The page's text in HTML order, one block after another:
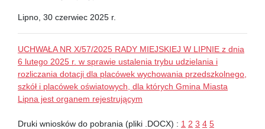
Lipno, 30 czerwiec 2025 r.
UCHWAŁA NR X/57/2025 RADY MIEJSKIEJ W LIPNIE z dnia
6 lutego 2025 r. w sprawie ustalenia trybu udzielania i
rozliczania dotacji dla placówek wychowania przedszkolnego,
szkół i placówek oświatowych, dla których Gmina Miasta
Lipna jest organem rejestrującym
Druki wniosków do pobrania (pliki .DOCX) : 1 2 3 4 5